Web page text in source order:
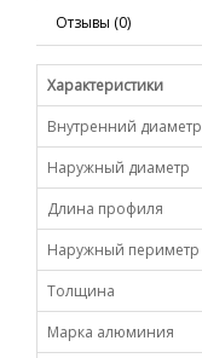
Отзывы (0)
Характеристики
Внутренний диаметр
Наружный диаметр
Длина профиля
Наружный периметр
Толщина
Марка алюминия